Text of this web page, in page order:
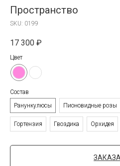
Пространство
SKU: 0199
17 300 ₽
Цвет
Состав
Ранункулюсы
Пионовидные розы
Гортензия Гвоздика Орхидея